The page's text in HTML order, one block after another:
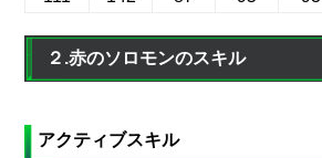
２.赤のソロモンのスキル
アクティブスキル